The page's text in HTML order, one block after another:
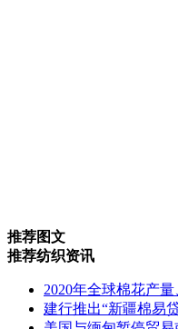
推荐图文
推荐纺织资讯
2020年全球棉花产
建行推出“新疆棉易